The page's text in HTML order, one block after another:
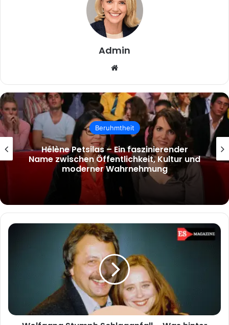
Admin
Beruhmtheit
Hélène Petsilas – Ein faszinierender
Name zwischen Öffentlichkeit, Kultur und
moderner Wahrnehmung
Wolfgang
Gerüchten
steckt